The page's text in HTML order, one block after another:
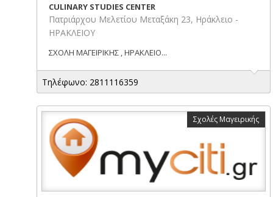
CULINARY STUDIES CENTER
Πατριάρχου Μελετίου Μεταξάκη 23, Ηράκλειο -
ΗΡΑΚΛΕΙΟΥ
ΣΧΟΛΗ ΜΑΓΕΙΡΙΚΗΣ , ΗΡΑΚΛΕΙΟ...
Τηλέφωνο: 2811116359
Σχολές Μαγειρικής